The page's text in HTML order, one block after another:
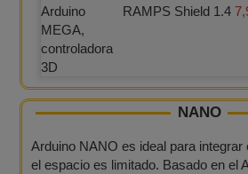
RAMPS Shield 1.4
NANO
Arduino NANO es ideal para
el espacio es limitado. Basado en el